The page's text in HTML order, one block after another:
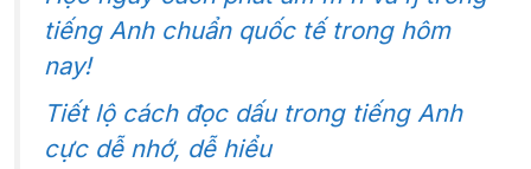
tiếng Anh chuẩn quốc tế trong hôm
nay!
Tiết lộ cách đọc dấu trong tiếng Anh
cực dễ nhớ, dễ hiểu